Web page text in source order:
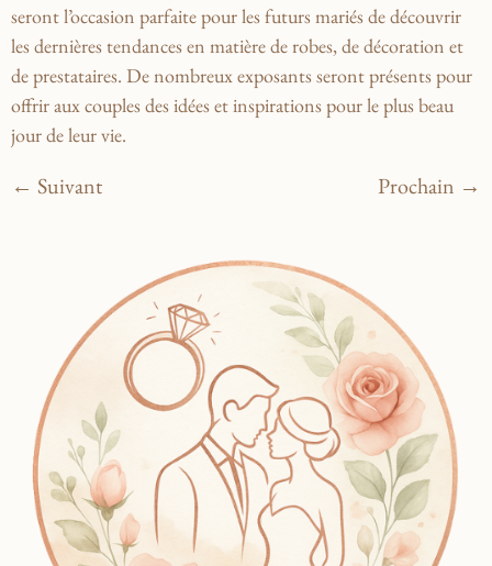
seront l’occasion parfaite pour les futurs mariés de découvrir
les dernières tendances en matière de robes, de décoration et
de prestataires. De nombreux exposants seront présents pour
offrir aux couples des idées et inspirations pour le plus beau
jour de leur vie.
← Suivant Prochain →